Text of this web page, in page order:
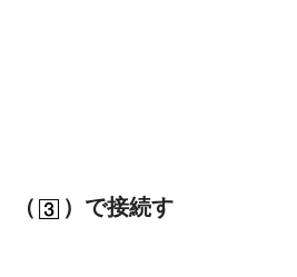
（
）で接続す